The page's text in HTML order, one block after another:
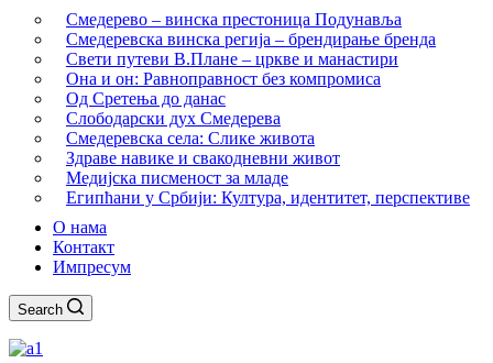
Смедерево – винска престоница Подунавља
Смедеревска винска регија – брендирање бренда
Свети путеви В.Плане – цркве и манастири
Она и он: Равноправност без компромиса
Од Сретења до данас
Слободарски дух Смедерева
Смедеревска села: Слике живота
Здраве навике и свакодневни живот
Медијска писменост за младе
Египћани у Србији: Култура, идентитет, перспективе
О нама
Контакт
Импресум
Search